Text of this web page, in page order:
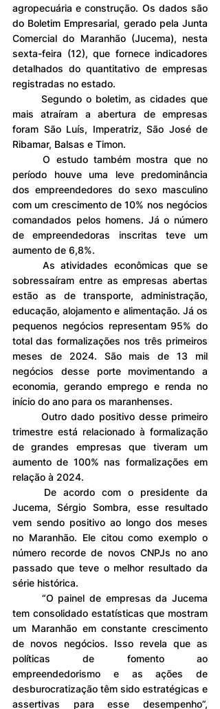
agropecuária e construção. Os dados são
do Boletim Empresarial, gerado pela Junta
Comercial do Maranhão (Jucema), nesta
sexta-feira (12), que fornece indicadores
detalhados do quantitativo de empresas
registradas no estado.
mais atraíram a abertura de empresas
foram São Luís, Imperatriz, São José de
Ribamar, Balsas e Timon.
	O estudo também mostra que no
período houve uma leve predominância
dos empreendedores do sexo masculino
com um crescimento de 10% nos negócios
comandados pelos homens. Já o número
de empreendedoras inscritas teve um
aumento de 6,8%.
	As atividades econômicas que se
sobressaíram entre as empresas abertas
estão as de transporte, administração,
educação, alojamento e alimentação. Já os
pequenos negócios representam 95% do
total das formalizações nos três primeiros
meses de 2024. São mais de 13 mil
negócios desse porte movimentando a
economia, gerando emprego e renda no
início do ano para os maranhenses.
	Outro dado positivo desse primeiro
trimestre está relacionado à formalização
de grandes empresas que tiveram um
aumento de 100% nas formalizações em
relação à 2024.
Jucema, Sérgio Sombra, esse resultado
vem sendo positivo ao longo dos meses
no Maranhão. Ele citou como exemplo o
número recorde de novos CNPJs no ano
passado que teve o melhor resultado da
série histórica.
tem consolidado estatísticas que mostram
um Maranhão em constante crescimento
de novos negócios. Isso revela que as
políticas de fomento ao
empreendedorismo e as ações de
desburocratização têm sido estratégicas e
assertivas para esse desempenho”,